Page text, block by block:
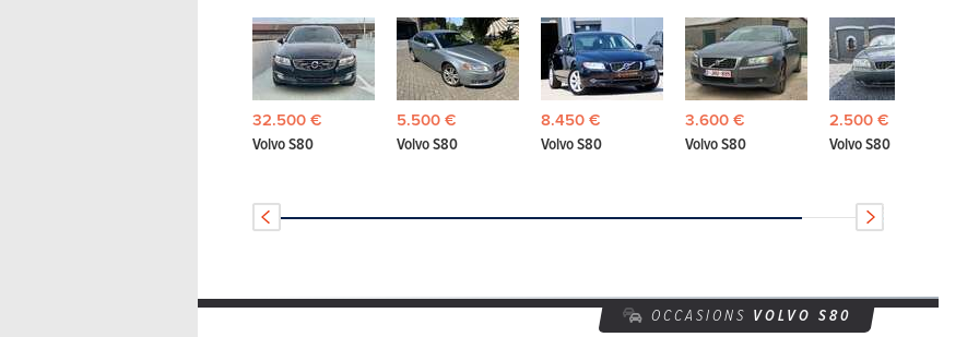
32.500 €
Volvo S80
5.500 €
Volvo S80
8.450 €
Volvo S80
3.600 €
Volvo S80
2.500 €
Volvo S80
OCCASIONS VOLVO S80